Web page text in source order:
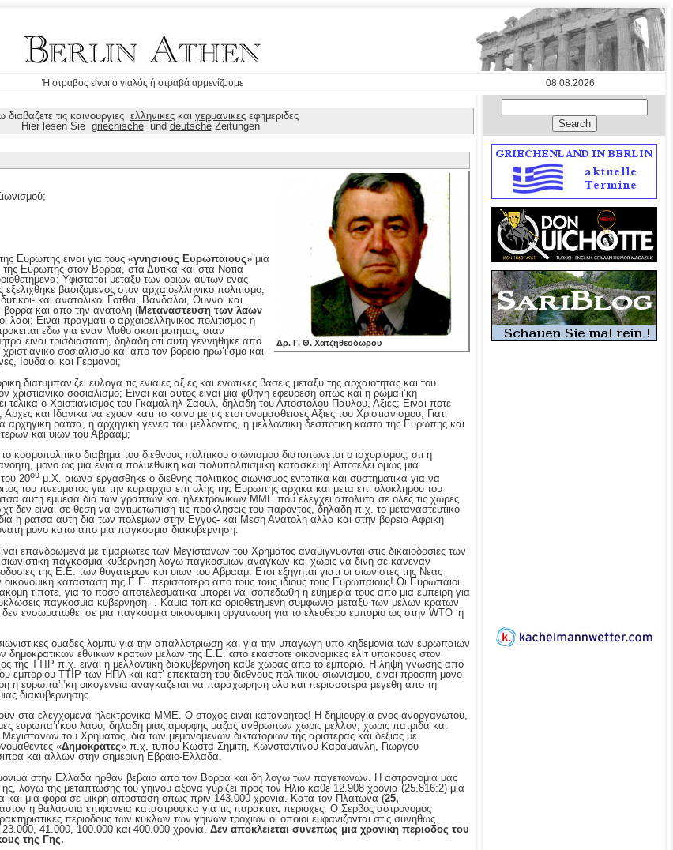
Ή στραβός είναι ο γιαλός ή στραβά αρμενίζουμε
08.08.2026
διαβαζετε τις καινουργιες ελληνικες και γερμανικες εφημεριδες
Hier lesen Sie griechischeund deutscheZeitungen
Δρ. Γ. Θ. Χατζηθεοδωρου
Ευρωπης ειναι για τους «γνησιους Ευρωπαιους» μια
Ευρωπης στον Βορρα, στα Δυτικα και στα Νοτια
Υφισταται μεταξυ των οριων αυτων ενας
εξελιχθηκε βασιζομενος στον αρχαιοελληνικο πολιτισμο;
και ανατολικοι Γοτθοι, Βανδαλοι, Ουννοι και
βορρα και απο την ανατολη (Μεταναστευση των λαων
λαοι; Ειναι πραγματι ο αρχαιοελληνικος πολιτισμος η
εδω για εναν Μυθο σκοπιμοτητας, οταν
ειναι τρισδιαστατη, δηλαδη οτι αυτη γεννηθηκε απο
σοσιαλισμο και απο τον βορειο ηρω’ι’σμο και
Ιουδαιοι και Γερμανοι;
διατυμπανιζει ευλογα τις ενιαιες αξιες και ενωτικες βασεις μεταξυ της αρχαιοτητας και του
χριστιανικο σοσιαλισμο; Ειναι και αυτος ειναι μια φθηνη εφευρεση οπως και η ρωμα’ι’κη
τελικα ο Χριστιανισμος του Γκαμαλιηλ Σαουλ, δηλαδη του Αποστολου Παυλου, Αξιες; Ειναι ποτε
και Ιδανικα να εχουν κατι το κοινο με τις ετσι ονομασθεισες Αξιες του Χριστιανισμου; Γιατι
αρχηγικη ρατσα, η αρχηγικη γενεα του μελλοντος, η μελλοντικη δεσποτικη καστα της Ευρωπης και
και υιων του Αβρααμ;
κοσμοπολιτικο διαβημα του διεθνους πολιτικου σιωνισμου διατυπωνεται ο ισχυρισμος, οτι η
μονο ως μια ενιαια πολυεθνικη και πολυπολιτισμικη κατασκευη! Αποτελει ομως μια
20ου μ.Χ. αιωνα εργασθηκε ο διεθνης πολιτικος σιωνισμος εντατικα και συστηματικα για να
του πνευματος για την κυριαρχια επι ολης της Ευρωπης αρχικα και μετα επι ολοκληρου του
αυτη εμμεσα δια των γραπτων και ηλεκτρονικων ΜΜΕ που ελεγχει απολυτα σε ολες τις χωρες
δεν ειναι σε θεση να αντιμετωπιση τις προκλησεις του παροντος, δηλαδη π.χ. το μεταναστευτικο
η ρατσα αυτη δια των πολεμων στην Εγγυς- και Μεση Ανατολη αλλα και στην βορεια Αφρικη
μονο κατω απο μια παγκοσμια διακυβερνηση.
επανδρωμενα με τιμαριωτες των Μεγιστανων του Χρηματος αναμιγνυονται στις δικαιοδοσιες των
παγκοσμια κυβερνηση λογω παγκοσμιων αναγκων και χωρις να δινη σε κανεναν
της Ε.Ε. των θυγατερων και υιων του Αβρααμ. Ετσι εξηγηται γιατι οι σιωνιστες της Νεας
κατασταση της Ε.Ε. περισσοτερο απο τους τους ιδιους τους Ευρωπαιους! Οι Ευρωπαιοι
ακομη τιποτε, για το ποσο αποτελεσματικα μπορει να ισοπεδωθη η ευημερια τους απο μια εμπειρη για
παγκοσμια κυβερνηση… Καμια τοπικα οριοθετημενη συμφωνια μεταξυ των μελων κρατων
ενσωματωθει σε μια παγκοσμια οικονομικη οργανωση για το ελευθερο εμποριο ως στην WTO ‘η
ομαδες λομπυ για την απαλλοτριωση και για την υπαγωγη υπο κηδεμονια των ευρωπαιων
δημοκρατικων εθνικων κρατων μελων της Ε.Ε. απο εκαστοτε οικονομικες ελιτ υπακουες στον
της TTIP π.χ. ειναι η μελλοντικη διακυβερνηση καθε χωρας απο το εμποριο. Η ληψη γνωσης απο
εμποριου TTIP των ΗΠΑ και κατ’ επεκταση του διεθνους πολιτικου σιωνισμου, ειναι προσιτη μονο
η ευρωπα’ι’κη οικογενεια αναγκαζεται να παραχωρηση ολο και περισσοτερα μεγεθη απο τη
διακυβερνησης.
στα ελεγχομενα ηλεκτρονικα ΜΜΕ. Ο στοχος ειναι κατανοητος! Η δημιουργια ενος ανοργανωτου,
ευρωπα’ι’κου λαου, δηλαδη μιας αμορφης μαζας ανθρωπων χωρις μελλον, χωρις πατριδα και
Μεγιστανων του Χρηματος, δια των μεμονομενων δικτατοριων της αριστερας και δεξιας με
«Δημοκρατες» π.χ. τυπου Κωστα Σημιτη, Κωνσταντινου Καραμανλη, Γιωργου
και αλλων στην σημερινη Εβραιο-Ελλαδα.
στην Ελλαδα ηρθαν βεβαια απο τον Βορρα και δη λογω των παγετωνων. Η αστρονομια μας
λογω της μεταπτωσης του γηινου αξονα γυριζει προς τον Ηλιο καθε 12.908 χρονια (25.816:2) μια
μια φορα σε μικρη αποσταση οπως πριν 143.000 χρονια. Κατα τον Πλατωνα (25,
η θαλασσια επιφανεια καταστροφικα για τις παρακτιες περιοχες. Ο Σερβος αστρονομος
περιοδους των κυκλων των γηινων τροχιων οι οποιοι εμφανιζονται στις συνηθως
23.000, 41.000, 100.000 και 400.000 χρονια. Δεν αποκλειεται συνεπως μια χρονικη περιοδος του
της Γης.